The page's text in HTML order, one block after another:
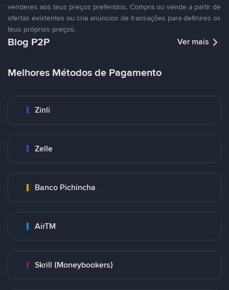
venderes aos teus preços preferidos. Compra ou vende a partir de
ofertas existentes ou cria anúncios de transações para definires os
teus próprios preços.
Blog P2P Ver mais
Melhores Métodos de Pagamento
Zinli
Zelle
Banco Pichincha
AirTM
Skrill (Moneybookers)